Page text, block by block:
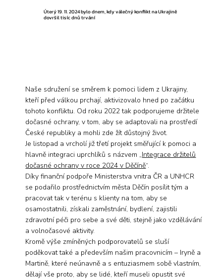
Úterý 19. 11. 2024 bylo dnem, kdy válečný konflikt na Ukrajině
dovršil tisíc dnů trvání
Naše sdružení se směrem k pomoci lidem z Ukrajiny,
kteří před válkou prchají, aktivizovalo hned po začátku
tohoto konfliktu. Od roku 2022 tak podporujeme držitele
dočasné ochrany, v tom, aby se adaptovali na prostředí
České republiky a mohli zde žít důstojný život.
Je listopad a vrcholí již třetí projekt směřující k pomoci a
hlavně integraci uprchlíků s názvem „Integrace držitelů
dočasné ochrany v roce 2024 v Děčíně“.
Díky finanční podpoře Ministerstva vnitra ČR a UNHCR
se podařilo prostřednictvím města Děčín posílit tým a
pracovat tak v terénu s klienty na tom, aby se
osamostatnili, získali zaměstnání, bydlení, zajistili
zdravotní péči pro sebe a své děti, stejně jako vzdělávání
a volnočasové aktivity.
Kromě výše zmíněných podporovatelů se sluší
poděkovat také a především našim pracovnicím – Iryně a
Martině, které neúnavně a s entuziasmem sobě vlastním,
dělají vše proto, aby se lidé, kteří museli opustit své